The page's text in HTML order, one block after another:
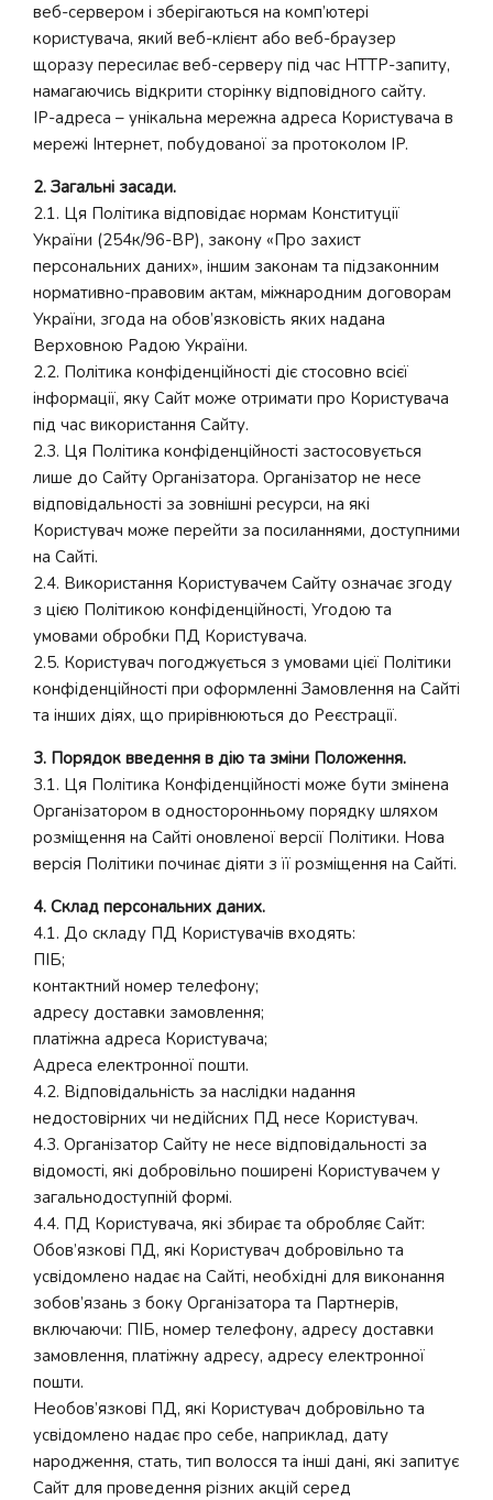
веб-сервером і зберігаються на комп’ютері
користувача, який веб-клієнт або веб-браузер
щоразу пересилає веб-серверу під час HTTP-запиту,
намагаючись відкрити сторінку відповідного сайту.
IP-адреса – унікальна мережна адреса Користувача в
мережі Інтернет, побудованої за протоколом IP.
2. Загальні засади.
2.1. Ця Політика відповідає нормам Конституції
України (254к/96-ВР), закону «Про захист
персональних даних», іншим законам та підзаконним
нормативно-правовим актам, міжнародним договорам
України, згода на обов’язковість яких надана
Верховною Радою України.
2.2. Політика конфіденційності діє стосовно всієї
інформації, яку Сайт може отримати про Користувача
під час використання Сайту.
2.3. Ця Політика конфіденційності застосовується
лише до Сайту Організатора. Організатор не несе
відповідальності за зовнішні ресурси, на які
Користувач може перейти за посиланнями, доступними
на Сайті.
2.4. Використання Користувачем Сайту означає згоду
з цією Політикою конфіденційності, Угодою та
умовами обробки ПД Користувача.
2.5. Користувач погоджується з умовами цієї Політики
конфіденційності при оформленні Замовлення на Сайті
та інших діях, що прирівнюються до Реєстрації.
3. Порядок введення в дію та зміни Положення.
3.1. Ця Політика Конфіденційності може бути змінена
Організатором в односторонньому порядку шляхом
розміщення на Сайті оновленої версії Політики. Нова
версія Політики починає діяти з її розміщення на Сайті.
4. Склад персональних даних.
4.1. До складу ПД Користувачів входять:
ПІБ;
контактний номер телефону;
адресу доставки замовлення;
платіжна адреса Користувача;
Адреса електронної пошти.
4.2. Відповідальність за наслідки надання
недостовірних чи недійсних ПД несе Користувач.
4.3. Організатор Сайту не несе відповідальності за
відомості, які добровільно поширені Користувачем у
загальнодоступній формі.
4.4. ПД Користувача, які збирає та обробляє Сайт:
Обов’язкові ПД, які Користувач добровільно та
усвідомлено надає на Сайті, необхідні для виконання
зобов’язань з боку Організатора та Партнерів,
включаючи: ПІБ, номер телефону, адресу доставки
замовлення, платіжну адресу, адресу електронної
пошти.
Необов’язкові ПД, які Користувач добровільно та
усвідомлено надає про себе, наприклад, дату
народження, стать, тип волосся та інші дані, які запитує
Сайт для проведення різних акцій серед